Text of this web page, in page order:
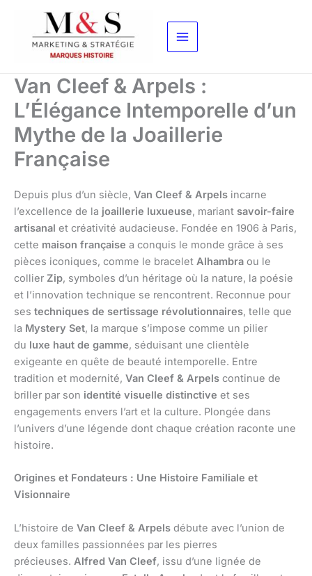
contenu
Van Cleef & Arpels :
L’Élégance Intemporelle d’un
Mythe de la Joaillerie
Française
Depuis plus d’un siècle, Van Cleef & Arpels incarne
l’excellence de la joaillerie luxueuse, mariant savoir-faire
artisanal et créativité audacieuse. Fondée en 1906 à Paris,
cette maison française a conquis le monde grâce à ses
pièces iconiques, comme le bracelet Alhambra ou le
collier Zip, symboles d’un héritage où la nature, la poésie
et l’innovation technique se rencontrent. Reconnue pour
ses techniques de sertissage révolutionnaires, telle que
la Mystery Set, la marque s’impose comme un pilier
du luxe haut de gamme, séduisant une clientèle
exigeante en quête de beauté intemporelle. Entre
tradition et modernité, Van Cleef & Arpels continue de
briller par son identité visuelle distinctive et ses
engagements envers l’art et la culture. Plongée dans
l’univers d’une légende dont chaque création raconte une
histoire.
Origines et Fondateurs : Une Histoire Familiale et
Visionnaire
L’histoire de Van Cleef & Arpels débute avec l’union de
deux familles passionnées par les pierres
précieuses. Alfred Van Cleef, issu d’une lignée de